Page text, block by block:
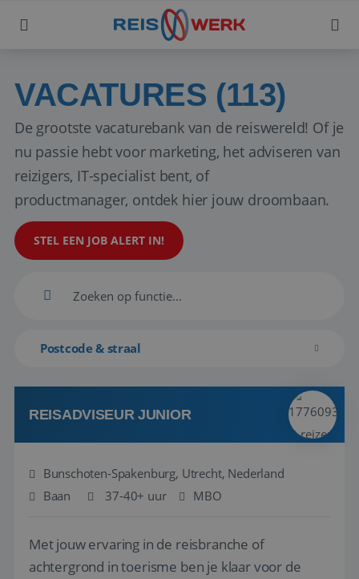
VACATURES (113)
De grootste vacaturebank van de reiswereld! Of je
nu passie hebt voor marketing, het adviseren van
reizigers, IT-specialist bent, of
productmanager, ontdek hier jouw droombaan.
STEL EEN JOB ALERT IN!
Postcode & straal
REISADVISEUR JUNIOR
Bunschoten-Spakenburg, Utrecht, Nederland
Baan
37-40+ uur MBO
Met jouw ervaring in de reisbranche of
achtergrond in toerisme ben je klaar voor de